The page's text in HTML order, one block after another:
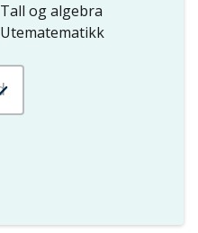
Tall og algebra
Utematematikk